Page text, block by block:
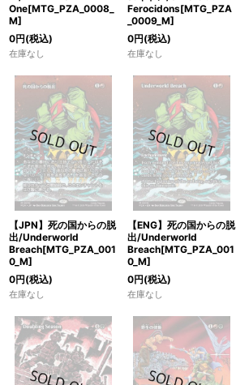
One[MTG_PZA_0008_
M]
0円(税込)
在庫なし
Ferocidons[MTG_PZA
_0009_M]
0円(税込)
在庫なし
【JPN】死の国からの脱
出/Underworld
Breach[MTG_PZA_001
0_M]
0円(税込)
在庫なし
【ENG】死の国からの脱
出/Underworld
Breach[MTG_PZA_001
0_M]
0円(税込)
在庫なし